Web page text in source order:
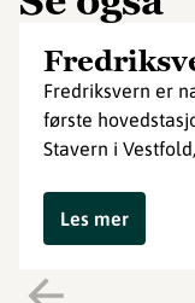
Fredriksvern er
første
Stavern i
Les mer